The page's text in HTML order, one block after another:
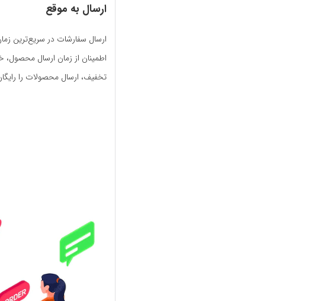
ارسال به موقع
ارسال سفارشات در سریع‌ترین
اطمینان از زمان ارسال محصول،
تخفیف، ارسال محصولات را